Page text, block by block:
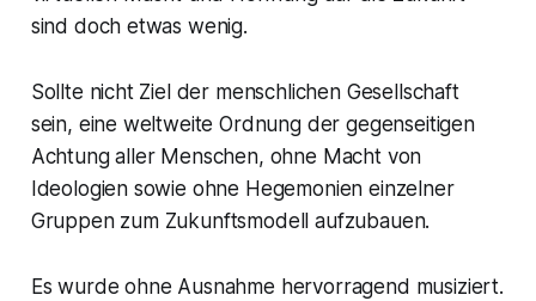
sind doch etwas wenig.
Sollte nicht Ziel der menschlichen Gesellschaft
sein, eine weltweite Ordnung der gegenseitigen
Achtung aller Menschen, ohne Macht von
Ideologien sowie ohne Hegemonien einzelner
Gruppen zum Zukunftsmodell aufzubauen.
Es wurde ohne Ausnahme hervorragend musiziert.